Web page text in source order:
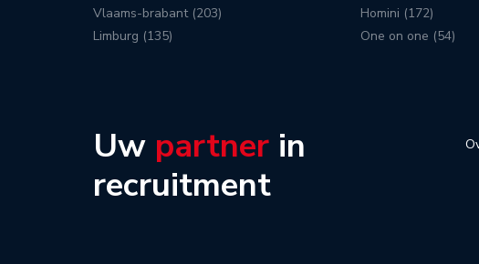
Vlaams-brabant (203)
Limburg (135)
Homini (172)
One on one (54)
Uw partner in
recruitment